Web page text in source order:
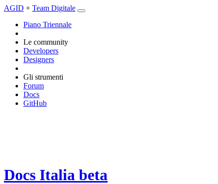
AGID + Team Digitale
Piano Triennale
Le community
Developers
Designers
Gli strumenti
Forum
Docs
GitHub
Docs Italia beta